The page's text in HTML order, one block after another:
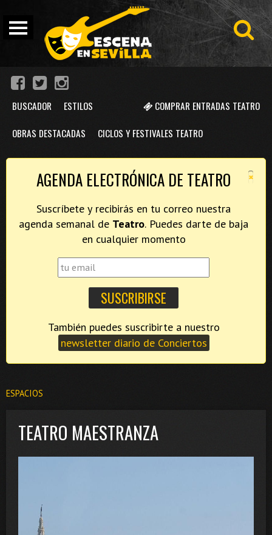
COMPRAR ENTRADAS TEATRO
BUSCADOR ESTILOS
OBRAS DESTACADAS CICLOS Y FESTIVALES TEATRO
×
AGENDA ELECTRÓNICA DE TEATRO
Suscríbete y recibirás en tu correo nuestra
agenda semanal de Teatro. Puedes darte de baja
en cualquier momento
newsletter diario de Conciertos
ESPACIOS
TEATRO MAESTRANZA